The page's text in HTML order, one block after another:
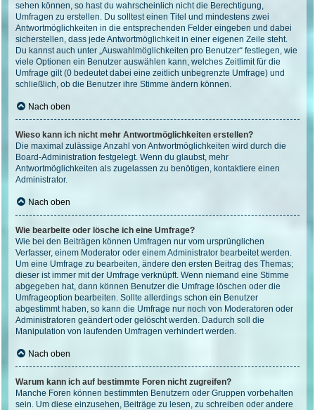
sehen können, so hast du wahrscheinlich nicht die Berechtigung,
Umfragen zu erstellen. Du solltest einen Titel und mindestens zwei
Antwortmöglichkeiten in die entsprechenden Felder eingeben und dabei
sicherstellen, dass jede Antwortmöglichkeit in einer eigenen Zeile steht.
Du kannst auch unter „Auswahlmöglichkeiten pro Benutzer“ festlegen, wie
viele Optionen ein Benutzer auswählen kann, welches Zeitlimit für die
Umfrage gilt (0 bedeutet dabei eine zeitlich unbegrenzte Umfrage) und
schließlich, ob die Benutzer ihre Stimme ändern können.
Nach oben
Wieso kann ich nicht mehr Antwortmöglichkeiten erstellen?
Die maximal zulässige Anzahl von Antwortmöglichkeiten wird durch die
Board-Administration festgelegt. Wenn du glaubst, mehr
Antwortmöglichkeiten als zugelassen zu benötigen, kontaktiere einen
Administrator.
Nach oben
Wie bearbeite oder lösche ich eine Umfrage?
Wie bei den Beiträgen können Umfragen nur vom ursprünglichen
Verfasser, einem Moderator oder einem Administrator bearbeitet werden.
Um eine Umfrage zu bearbeiten, ändere den ersten Beitrag des Themas;
dieser ist immer mit der Umfrage verknüpft. Wenn niemand eine Stimme
abgegeben hat, dann können Benutzer die Umfrage löschen oder die
Umfrageoption bearbeiten. Sollte allerdings schon ein Benutzer
abgestimmt haben, so kann die Umfrage nur noch von Moderatoren oder
Administratoren geändert oder gelöscht werden. Dadurch soll die
Manipulation von laufenden Umfragen verhindert werden.
Nach oben
Warum kann ich auf bestimmte Foren nicht zugreifen?
Manche Foren können bestimmten Benutzern oder Gruppen vorbehalten
sein. Um diese einzusehen, Beiträge zu lesen, zu schreiben oder andere